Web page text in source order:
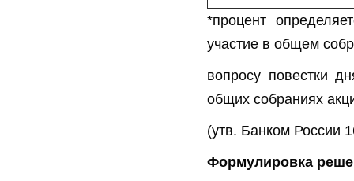
*процент
участие в общем
вопросу повестки
общих собраниях
(утв. Банком России
Формулировка